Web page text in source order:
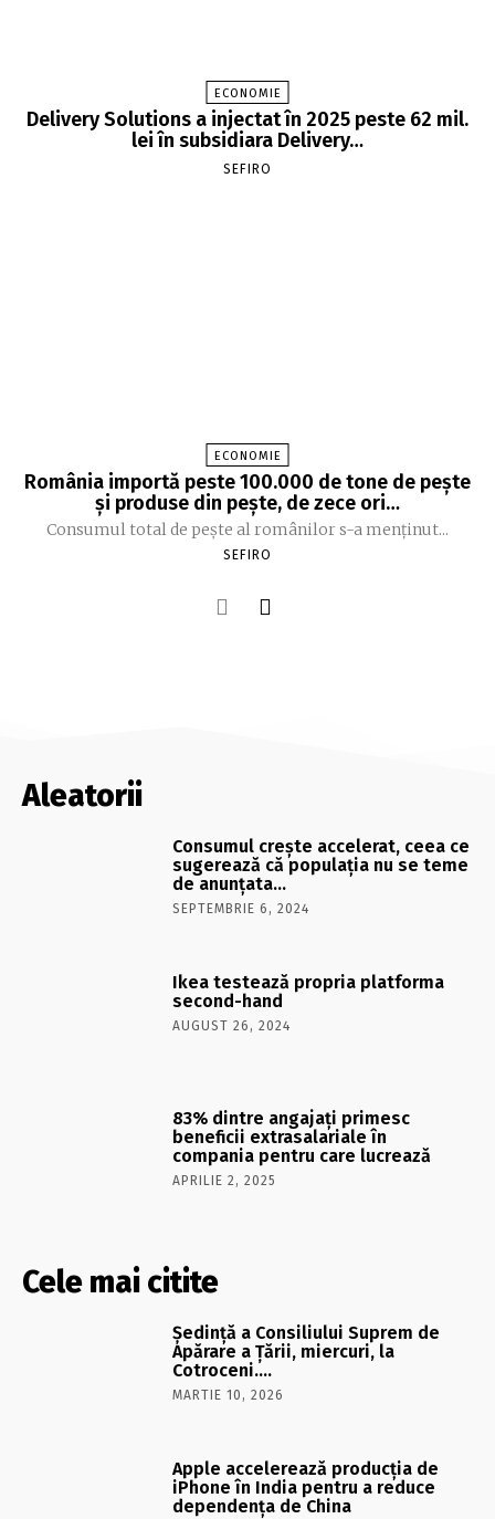
ECONOMIE
Delivery Solutions a injectat în 2025 peste 62 mil.
lei în subsidiara Delivery…
SEFIRO
ECONOMIE
România importă peste 100.000 de tone de peşte
şi produse din peşte, de zece ori…
Consumul total de peşte al ro­mâ­nilor s-a menţinut...
SEFIRO
Aleatorii
Consumul creşte accelerat, ceea ce
sugerează că populaţia nu se teme
de anunţata…
SEPTEMBRIE 6, 2024
Ikea testează propria platforma
second-hand
AUGUST 26, 2024
83% dintre angajați primesc
beneficii extrasalariale în
compania pentru care lucrează
APRILIE 2, 2025
Cele mai citite
Şedinţă a Consiliului Suprem de
Apărare a Ţării, miercuri, la
Cotroceni….
MARTIE 10, 2026
Apple accelerează producția de
iPhone în India pentru a reduce
dependența de China